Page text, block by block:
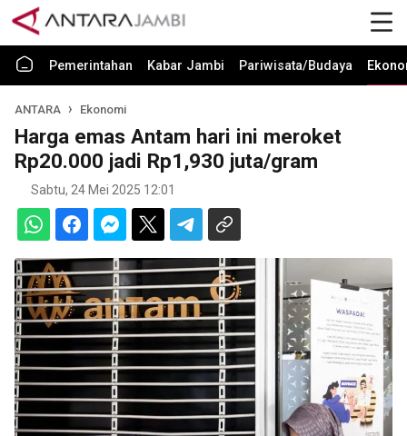
Pemerintahan Kabar Jambi Pariwisata/Budaya
ANTARA Ekonomi
Harga emas Antam hari ini meroket
Rp20.000 jadi Rp1,930 juta/gram
Sabtu, 24 Mei 2025 12:01